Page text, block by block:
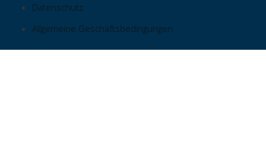
Datenschutz
Allgemeine Geschäftsbedingungen